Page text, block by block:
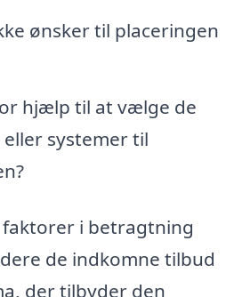
ønsker til placeringen
hjælp til at vælge de
systemer til
faktorer i betragtning
de indkomne tilbud
der tilbyder den